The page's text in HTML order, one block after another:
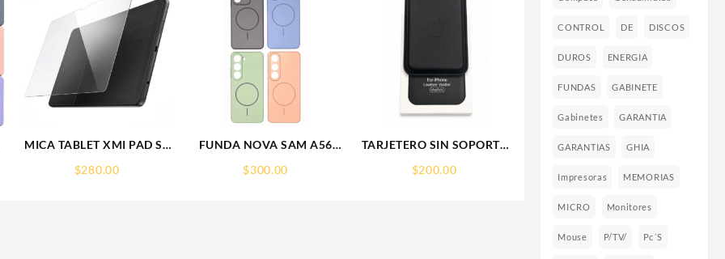
MICA TABLET XMI PAD SE
PROTECTOR RHINOGLASS
$280.00
FUNDA NOVA SAM A56
SOPORTE MAGNETICO
$300.00
TARJETERO SIN SOPORTE
LEATHER WALLET
$200.00
CONTROL DE DISCOS
DUROS ENERGIA
FUNDAS GABINETE
Gabinetes GARANTIA
GARANTIAS GHIA
Impresoras MEMORIAS
MICRO Monitores
Mouse P/TV/ Pc´s